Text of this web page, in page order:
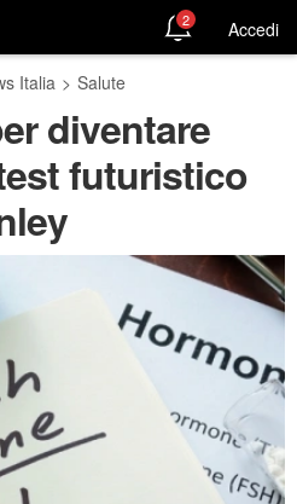
2 Accedi
Italia > Salute
diventare
futuristico